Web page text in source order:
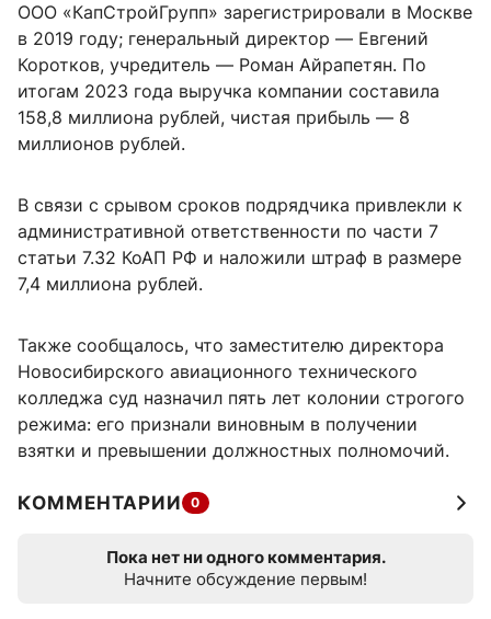
ООО «КапСтройГрупп» зарегистрировали в Москве
в 2019 году; генеральный директор — Евгений
Коротков, учредитель — Роман Айрапетян. По
итогам 2023 года выручка компании составила
158,8 миллиона рублей, чистая прибыль — 8
миллионов рублей.
В связи с срывом сроков подрядчика привлекли к
административной ответственности по части 7
статьи 7.32 КоАП РФ и наложили штраф в размере
7,4 миллиона рублей.
Также сообщалось, что заместителю директора
Новосибирского авиационного технического
колледжа суд назначил пять лет колонии строгого
режима: его признали виновным в получении
взятки и превышении должностных полномочий.
КОММЕНТАРИИ 0
Пока нет ни одного комментария.
Начните обсуждение первым!